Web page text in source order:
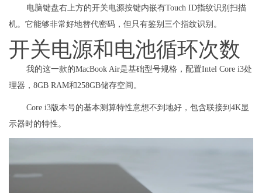
电脑键盘右上方的开关电源按键内嵌有Touch ID指纹识别扫描
机。它能够非常好地替代密码，但只有鉴别三个指纹识别。
开关电源和电池循环次数
我的这一款的MacBook Air是基础型号规格，配置Intel Core i3处
理器，8GB RAM和258GB储存空间。
Core i3版本号的基本测算特性意想不到地好，包含联接到4K显
示器时的特性。